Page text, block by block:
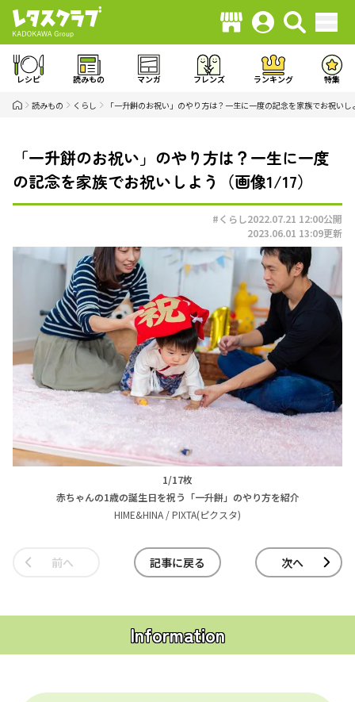
レシピ 読みもの マンガ フレンズ ランキング 特集
読みもの くらし 「一升餅のお祝い」のやり方は？一生に一度の記念を家族でお祝いし
「一升餅のお祝い」のやり方は？一生に一度
の記念を家族でお祝いしよう（画像1/17）
#くらし2022.07.21 12:00公開
2023.06.01 13:09更新
1/17枚
赤ちゃんの1歳の誕生日を祝う「一升餅」のやり方を紹介
HIME&HINA / PIXTA(ピクスタ)
前へ 記事に戻る 次へ
Information